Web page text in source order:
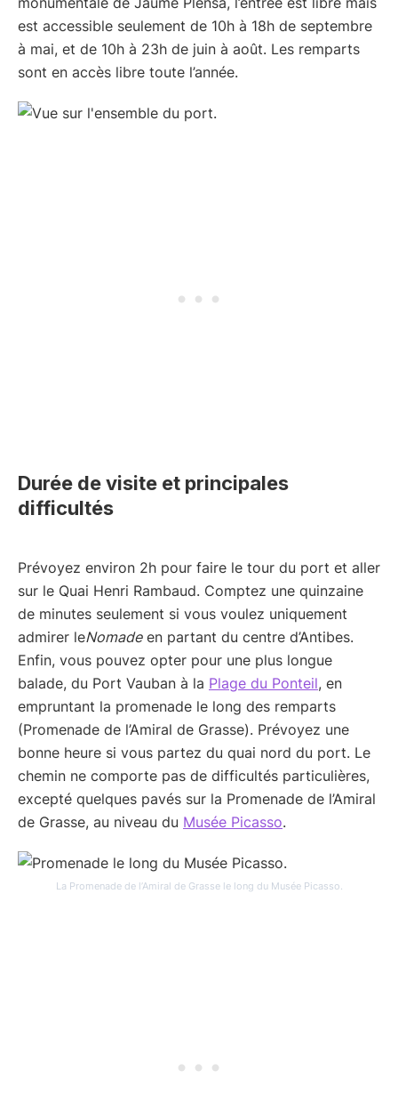
est accessible seulement de 10h à 18h de septembre
à mai, et de 10h à 23h de juin à août. Les remparts
sont en accès libre toute l’année.
Durée de visite et principales
difficultés
Prévoyez environ 2h pour faire le tour du port et aller
sur le Quai Henri Rambaud. Comptez une quinzaine
de minutes seulement si vous voulez uniquement
admirer leNomadeen partant du centre d’Antibes.
Enfin, vous pouvez opter pour une plus longue
balade, du Port Vauban à la Plage du Ponteil, en
empruntant la promenade le long des remparts
(Promenade de l’Amiral de Grasse). Prévoyez une
bonne heure si vous partez du quai nord du port. Le
chemin ne comporte pas de difficultés particulières,
excepté quelques pavés sur la Promenade de l’Amiral
de Grasse, au niveau du Musée Picasso.
La Promenade de l’Amiral de Grasse le long du Musée Picasso.